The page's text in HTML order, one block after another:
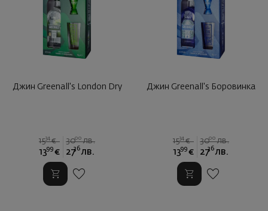
Джин Greenall's London Dry
1534 € 3000 лв.
1399 € 2736 лв.
Джин Greenall's Боровинка
1534 € 3000 лв.
1399 € 2736 лв.